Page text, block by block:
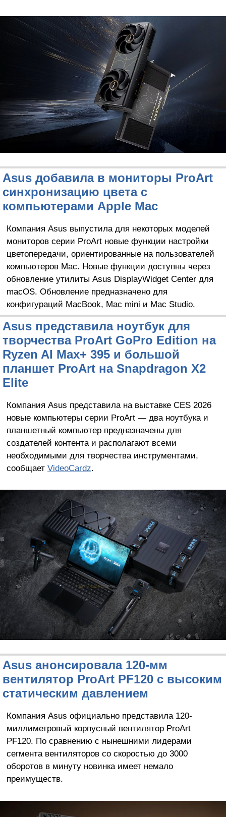
Asus добавила в мониторы ProArt
синхронизацию цвета с
компьютерами Apple Mac
Компания Asus выпустила для некоторых моделей
мониторов серии ProArt новые функции настройки
цветопередачи, ориентированные на пользователей
компьютеров Mac. Новые функции доступны через
обновление утилиты Asus DisplayWidget Center для
macOS. Обновление предназначено для
конфигураций MacBook, Mac mini и Mac Studio.
Asus представила ноутбук для
творчества ProArt GoPro Edition на
Ryzen AI Max+ 395 и большой
планшет ProArt на Snapdragon X2
Elite
Компания Asus представила на выставке CES 2026
новые компьютеры серии ProArt — два ноутбука и
планшетный компьютер предназначены для
создателей контента и располагают всеми
необходимыми для творчества инструментами,
сообщает VideoCardz.
Asus анонсировала 120-мм
вентилятор ProArt PF120 с высоким
статическим давлением
Компания Asus официально представила 120-
миллиметровый корпусный вентилятор ProArt
PF120. По сравнению с нынешними лидерами
сегмента вентиляторов со скоростью до 3000
оборотов в минуту новинка имеет немало
преимуществ.